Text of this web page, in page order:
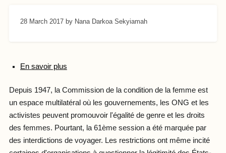
28 March 2017 by Nana Darkoa Sekyiamah
En savoir plus
Depuis 1947, la Commission de la condition de la femme est
un espace multilatéral où les gouvernements, les ONG et les
activistes peuvent promouvoir l'égalité de genre et les droits
des femmes. Pourtant, la 61ème session a été marquée par
des interdictions de voyager. Les restrictions ont même incité